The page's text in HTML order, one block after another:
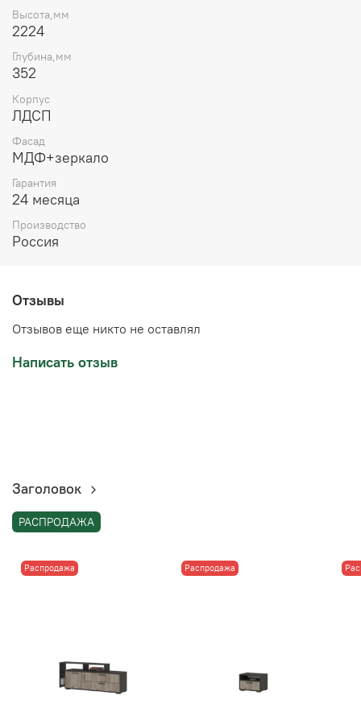
детских комнат. Мебель торговой марки "Лером"
отличают современный дизайн, доступная цена и
высокое качество изготовления.
Высота,мм
2224
Глубина,мм
352
Корпус
ЛДСП
Фасад
МДФ+зеркало
Гарантия
24 месяца
Производство
Россия
Отзывы
Отзывов еще никто не оставлял
Написать отзыв
Заголовок
РАСПРОДАЖА
Распродажа Распродажа